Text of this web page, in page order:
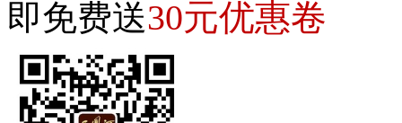
即免费送30元优惠卷